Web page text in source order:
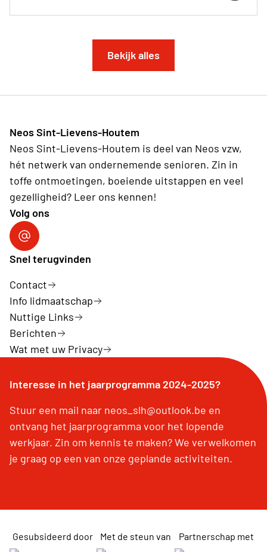
Bekijk alles
Neos Sint-Lievens-Houtem
Neos Sint-Lievens-Houtem is deel van Neos vzw,
hét netwerk van ondernemende senioren. Zin in
toffe ontmoetingen, boeiende uitstappen en veel
gezelligheid? Leer ons kennen!
Volg ons
Volg ons op Facebook
Snel terugvinden
Contact
Info lidmaatschap
Nuttige Links
Berichten
Wat met uw Privacy
Interesse in het jaarprogramma 2024-2025?
Stuur een mail naar neos_slh@outlook.be en
ontvang het jaarprogramma voor het lopende
werkjaar. Zin om kennis te maken? We verwelkomen
je graag op een van onze geplande activiteiten.
Gesubsideerd door Met de steun van Partnerschap met